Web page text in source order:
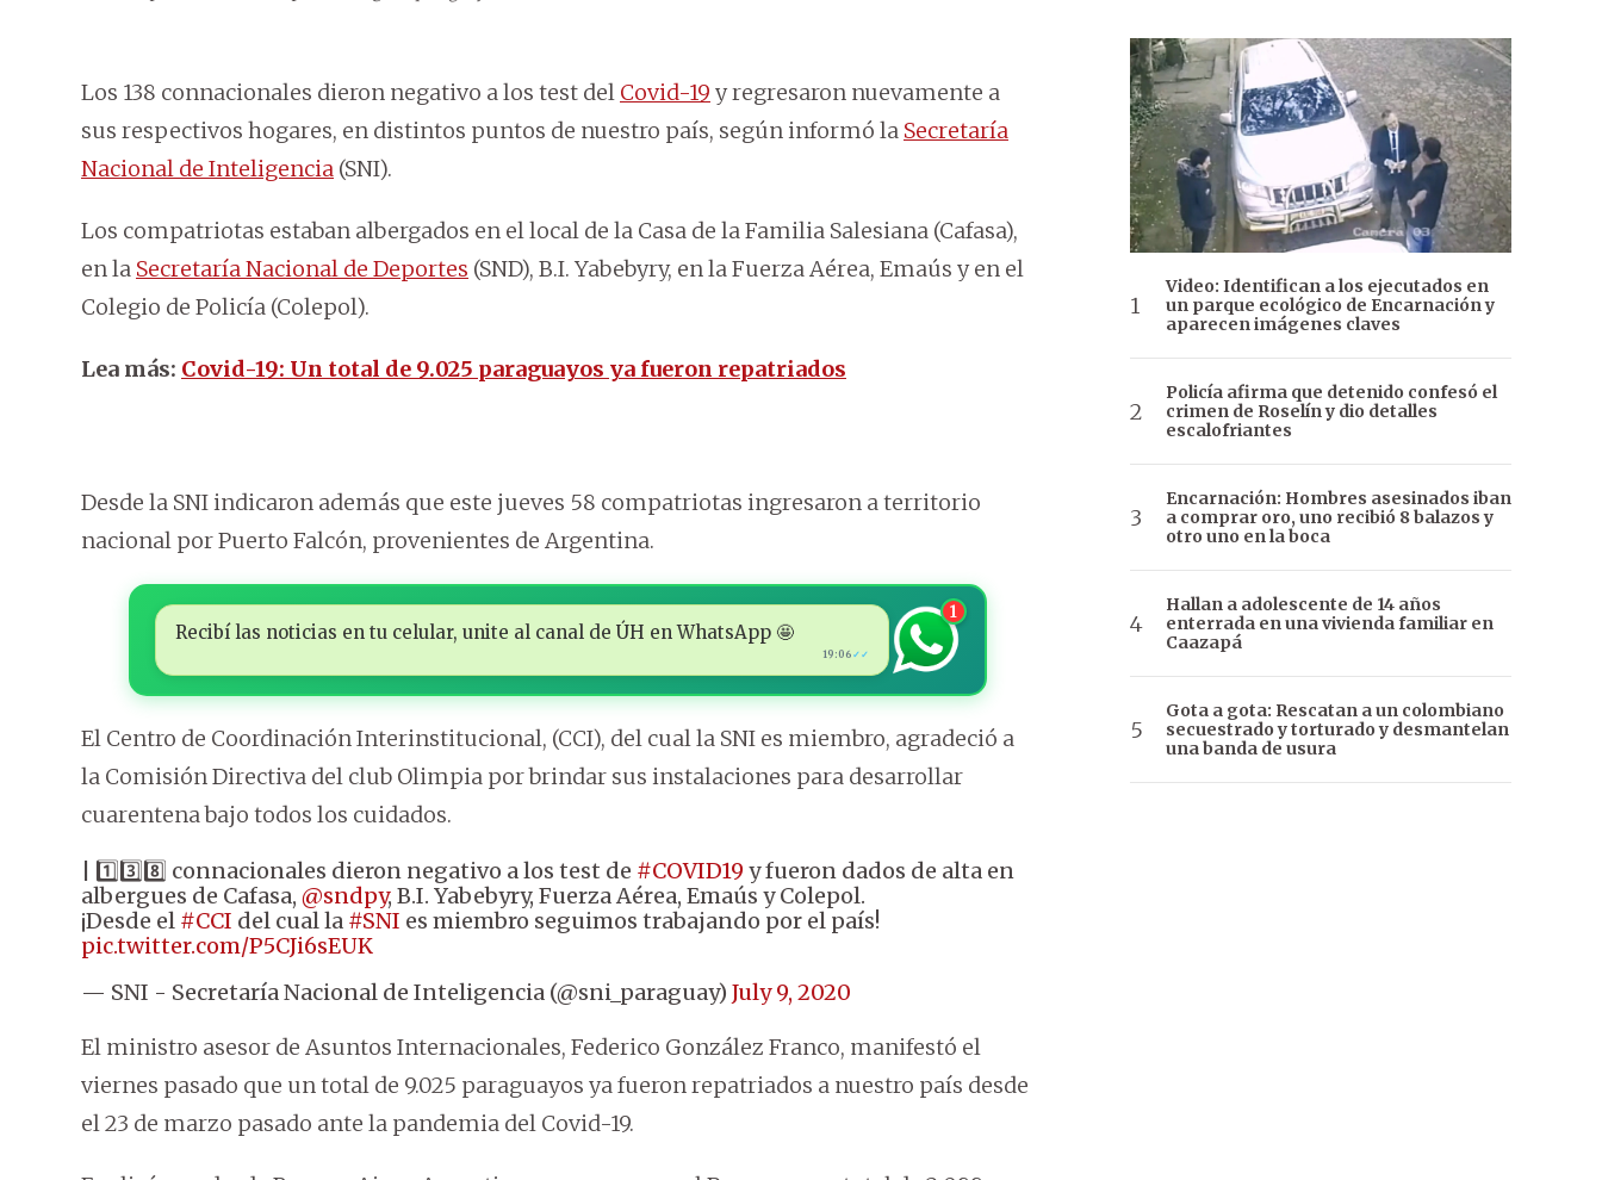
Los 138 connacionales dieron negativo a los test del Covid-19 y regresaron nuevamente a
sus respectivos hogares, en distintos puntos de nuestro país, según informó la Secretaría
Nacional de Inteligencia (SNI).
Los compatriotas estaban albergados en el local de la Casa de la Familia Salesiana (Cafasa),
en la Secretaría Nacional de Deportes (SND), B.I. Yabebyry, en la Fuerza Aérea, Emaús y en el
Colegio de Policía (Colepol).
Lea más: Covid-19: Un total de 9.025 paraguayos ya fueron repatriados
Desde la SNI indicaron además que este jueves 58 compatriotas ingresaron a territorio
nacional por Puerto Falcón, provenientes de Argentina.
Recibí las noticias en tu celular, unite al canal de ÚH en WhatsApp 🤩
19:06 ✓✓
1
El Centro de Coordinación Interinstitucional, (CCI), del cual la SNI es miembro, agradeció a
la Comisión Directiva del club Olimpia por brindar sus instalaciones para desarrollar
cuarentena bajo todos los cuidados.
| 1️⃣3️⃣8️⃣ connacionales dieron negativo a los test de #COVID19 y fueron dados de alta en
albergues de Cafasa, @sndpy, B.I. Yabebyry, Fuerza Aérea, Emaús y Colepol.
¡Desde el #CCI del cual la #SNI es miembro seguimos trabajando por el país!
pic.twitter.com/P5CJi6sEUK
— SNI - Secretaría Nacional de Inteligencia (@sni_paraguay) July 9, 2020
El ministro asesor de Asuntos Internacionales, Federico González Franco, manifestó el
viernes pasado que un total de 9.025 paraguayos ya fueron repatriados a nuestro país desde
el 23 de marzo pasado ante la pandemia del Covid-19.
Video: Identifican a los ejecutados en
un parque ecológico de Encarnación y
aparecen imágenes claves
Policía afirma que detenido confesó el
crimen de Roselín y dio detalles
escalofriantes
Encarnación: Hombres asesinados iban
a comprar oro, uno recibió 8 balazos y
otro uno en la boca
Hallan a adolescente de 14 años
enterrada en una vivienda familiar en
Caazapá
Gota a gota: Rescatan a un colombiano
secuestrado y torturado y desmantelan
una banda de usura